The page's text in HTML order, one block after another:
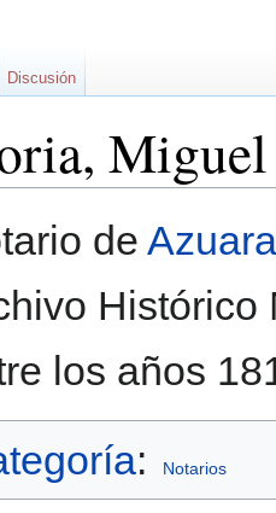
Miguel
de Azuara
los años
: Notarios
Discusión